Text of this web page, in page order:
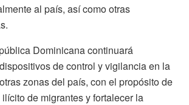
al país, así como otras
Dominicana continuará
de control y vigilancia en la
zonas del país, con el propósito de
de migrantes y fortalecer la